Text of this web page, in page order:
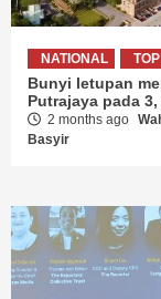
NATIONAL
Bunyi letupan
Putrajaya pada
2 months ago
Basyir